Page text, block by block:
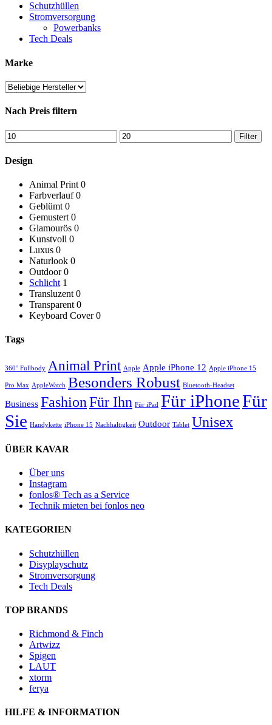
Schutzhüllen
Stromversorgung
Powerbanks
Tech Deals
Marke
Nach Preis filtern
Min.
Preis
Max.
Preis
Filter
Design
Animal Print 0
Farbverlauf 0
Geblümt 0
Gemustert 0
Glamourös 0
Kunstvoll 0
Luxus 0
Naturlook 0
Outdoor 0
Schlicht 1
Transluzent 0
Transparent 0
Keyboard Cover 0
Tags
360° Fullbody Animal Print Apple Apple iPhone 12 Apple iPhone 15
Pro Max AppleWatch Besonders Robust Bluetooth-Headset
Business FashionFür Ihn Für iPad Für iPhoneFür
Sie Handykette iPhone 15 Nachhaltigkeit Outdoor Tablet Unisex
ÜBER KAVAR
Über uns
Instagram
fonlos® Tech as a Service
Technik mieten bei fonlos neo
KATEGORIEN
Schutzhüllen
Disyplayschutz
Stromversorgung
Tech Deals
TOP BRANDS
Richmond & Finch
Artwizz
Spigen
LAUT
xtorm
ferya
HILFE & INFORMATION